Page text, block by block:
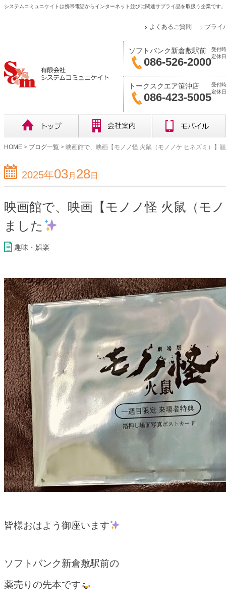
システムコミュニケイトは携帯電話からインターネット並びに関連サプライ品を取扱う企業で
よくあるご質問 プライ
ソフトバンク新倉敷駅前
086-526-2000
受付
定休
トークスクエア笹沖店
086-423-5005
受付
定休
HOME > ブログ一覧 > 映画館で、映画【モノノ怪 火鼠（モノノケ ヒネズミ）】
2025年03月 28日
映画館で、映画【モノノ怪 火鼠（モ
ました
趣味・娯楽
皆様おはよう御座います
ソフトバンク新倉敷駅前の
薬売りの先本です